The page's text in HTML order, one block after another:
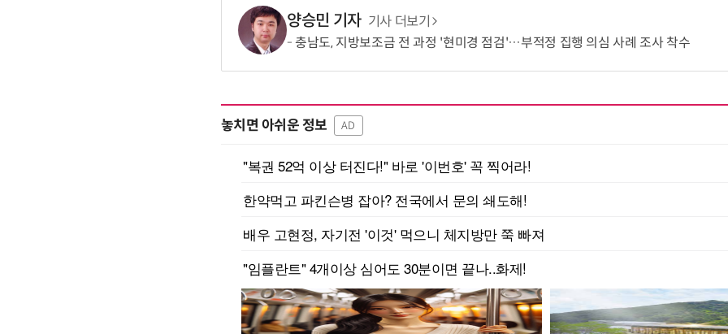
양승민 기자 기사 더보기
충남도, 지방보조금 전 과정 '현미경 점검'…부적정 집행 의심 사례 조사 착수
놓치면 아쉬운 정보 AD